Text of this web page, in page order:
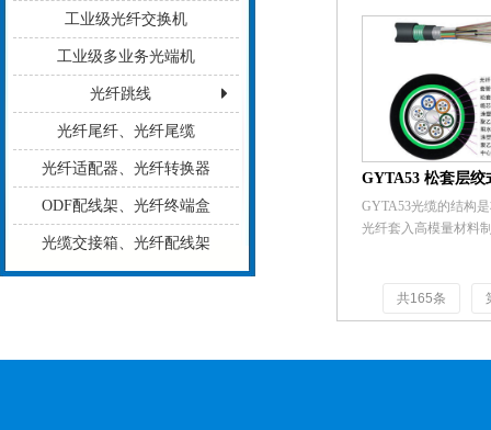
工业级光纤交换机
工业级多业务光端机

光纤跳线
光纤尾纤、光纤尾缆
光纤适配器、光纤转换器
ODF配线架、光纤终端盒
光缆交接箱、光纤配线架
合物。缆芯的中心是
纤维增强塑料（FRP
芯绞合成紧凑和圆形
缆芯的缝隙充以阻水
制聚乙烯内护套，再
芳纶后挤制聚乙烯外
GYTA53光缆的结构
光纤套入高模量材料
加强芯，对于某些芯
（和填充绳）围绕中
共165条